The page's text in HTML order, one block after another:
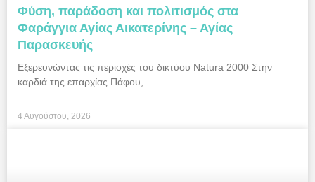
Φύση, παράδοση και πολιτισμός στα
Φαράγγια Αγίας Αικατερίνης – Αγίας
Παρασκευής
Εξερευνώντας τις περιοχές του δικτύου Natura 2000 Στην
καρδιά της επαρχίας Πάφου,
4 Αυγούστου, 2026